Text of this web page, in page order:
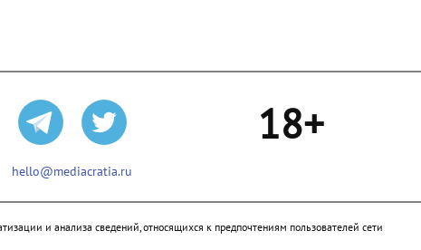
hello@mediacratia.ru
18+
и анализа сведений, относящихся к предпочтениям пользователей сети